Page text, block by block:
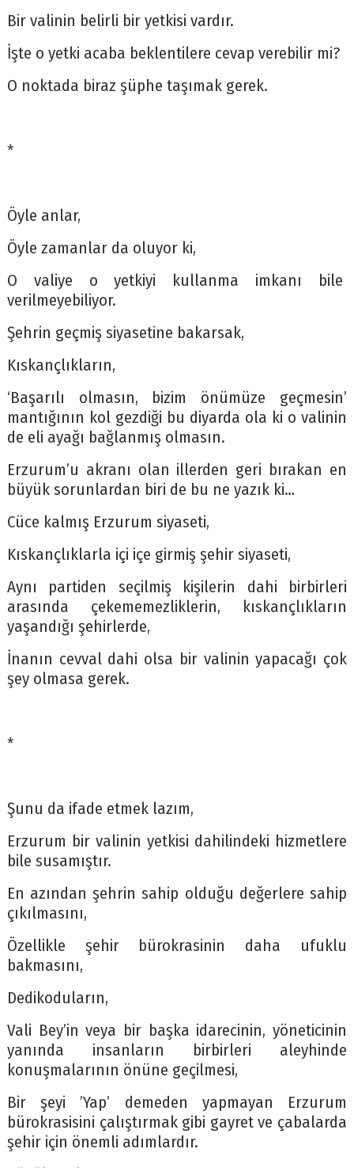
Bir valinin belirli bir yetkisi vardır.
İşte o yetki acaba beklentilere cevap verebilir mi?
O noktada biraz şüphe taşımak gerek.
*
Öyle anlar,
Öyle zamanlar da oluyor ki,
O valiye o yetkiyi kullanma imkanı bile
verilmeyebiliyor.
Şehrin geçmiş siyasetine bakarsak,
Kıskançlıkların,
‘Başarılı olmasın, bizim önümüze geçmesin’
mantığının kol gezdiği bu diyarda ola ki o valinin
de eli ayağı bağlanmış olmasın.
Erzurum’u akranı olan illerden geri bırakan en
büyük sorunlardan biri de bu ne yazık ki…
Cüce kalmış Erzurum siyaseti,
Kıskançlıklarla içi içe girmiş şehir siyaseti,
Aynı partiden seçilmiş kişilerin dahi birbirleri
arasında çekememezliklerin, kıskançlıkların
yaşandığı şehirlerde,
İnanın cevval dahi olsa bir valinin yapacağı çok
şey olmasa gerek.
*
Şunu da ifade etmek lazım,
Erzurum bir valinin yetkisi dahilindeki hizmetlere
bile susamıştır.
En azından şehrin sahip olduğu değerlere sahip
çıkılmasını,
Özellikle şehir bürokrasinin daha ufuklu
bakmasını,
Dedikoduların,
Vali Bey’in veya bir başka idarecinin, yöneticinin
yanında insanların birbirleri aleyhinde
konuşmalarının önüne geçilmesi,
Bir şeyi ’Yap’ demeden yapmayan Erzurum
bürokrasisini çalıştırmak gibi gayret ve çabalarda
şehir için önemli adımlardır.